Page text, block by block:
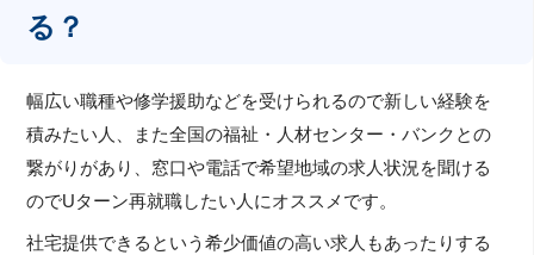
る？
幅広い職種や修学援助などを受けられるので新しい経験を
積みたい人、また全国の福祉・人材センター・バンクとの
繋がりがあり、窓口や電話で希望地域の求人状況を聞ける
のでUターン再就職したい人にオススメです。
社宅提供できるという希少価値の高い求人もあったりする